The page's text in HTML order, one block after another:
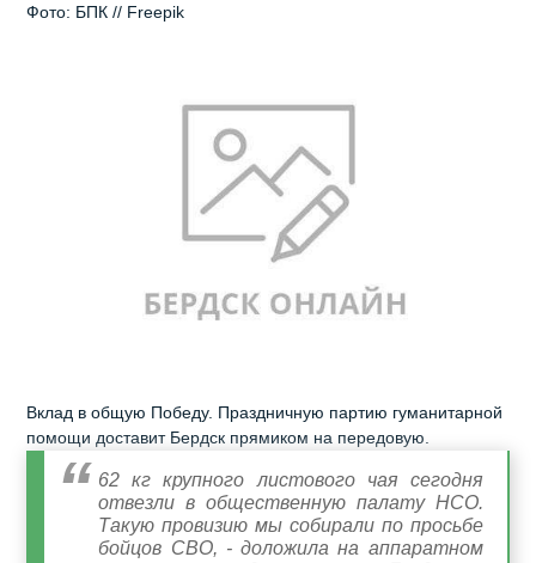
Фото: БПК // Freepik
Вклад в общую Победу. Праздничную партию гуманитарной
помощи доставит Бердск прямиком на передовую.
62 кг крупного листового чая сегодня
отвезли в общественную палату НСО.
Такую провизию мы собирали по просьбе
бойцов СВО, - доложила на аппаратном